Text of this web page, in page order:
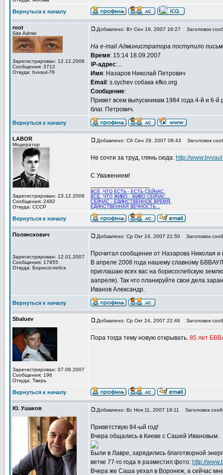
Вернуться к началу
root
Site Admin
Зарегистрирован: 12.12.2006
Сообщения: 3712
Откуда: bvvaul-76
Добавлено: Вт Сен 18, 2007 16:27 Заголовок
На e-mail Администратора поступило
Время: 15:14 18.09.2007
P-адрес:...
Имя: Назаров Николай Петрович
Email : s.sychev собака efko.org
Сообщение:
Привет всем выпускникам 1984 года 4-й и 6-
благ. Петрович.
Вернуться к началу
LABOR
Модератор
Зарегистрирован: 23.12.2006
Сообщения: 2482
Откуда: СССР
Добавлено: Сб Сен 29, 2007 08:43 Заголовок
Не сочти за труд, глянь сюда: http://
С Уважением!
ВСЁ, ЧТО ЕСТЬ - ЕСТЬ СЕЙЧАС,
ВСЁ, ЧТО ЖИВО - ЖИВО СЕЙЧАС...
СЕЙЧАС - ЕДИНСТВЕННОЕ ВРЕМЯ,
ЕДИНСТВЕННАЯ ВЕЧНОСТЬ...
Вернуться к началу
Полянскович
Зарегистрирован: 12.01.2007
Сообщения: 17855
Откуда: Борисоглебск
Добавлено: Ср Окт 24, 2007 21:50 Заголовок
Прочитал сообщение от Назарова Николая
В апреле 2008 года нашему славному
приглашаю всех вас на борисоглебскую
аапреля). Так что планируйте свои дела
Иванов Александр.
Вернуться к началу
Sbaluev
Зарегистрирован: 07.06.2007
Сообщения: 196
Откуда: Тверь
Добавлено: Ср Окт 24, 2007 22:46 Заголовок
Пора тогда тему новую открывать. 85 лет
Вернуться к началу
Ю. Ушаков Добавлено: Вс Ноя 11, 2007 19:11 Заголовок
Приветствую 84-ый год!
Вчера общались в Киеве с Сашей Ивановым.
Были в Лавре, зарядились благотворной
ветке 77-го года я разместил фото: http://
Вчера же Саша уехал в Воронеж, а сейчас